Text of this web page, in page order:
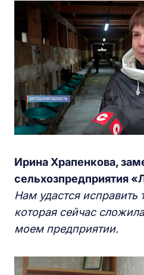
Ирина Храпенкова,
сельхозпредприятия
Нам удастся исправить
которая сейчас
моем предприятии.